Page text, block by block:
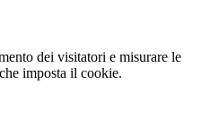
dei visitatori e misurare le
imposta il cookie.